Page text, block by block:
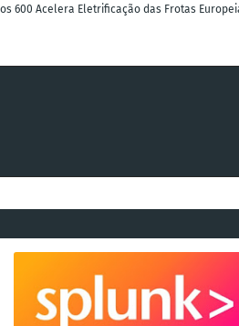
600 Acelera Eletrificação das Frotas